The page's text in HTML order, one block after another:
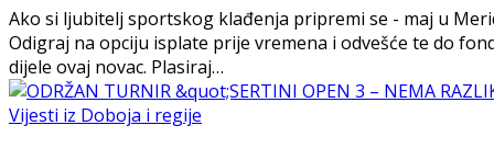
Ako si ljubitelj sportskog klađenja pripremi se - maj u
Odigraj na opciju isplate prije vremena i odvešće te do
dijele ovaj novac. Plasiraj…
Vijesti iz Doboja i regije